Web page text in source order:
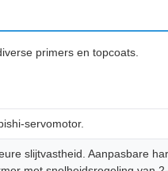
primers en topcoats.
servomotor.
slijtvastheid. Aanpasbare